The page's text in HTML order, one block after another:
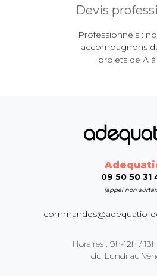
Devis
Professionnels :
accompagnons
projets de A à
09 50 50 31
(appel non
commandes@adequatio-
Horaires : 9h-12h /
du Lundi au